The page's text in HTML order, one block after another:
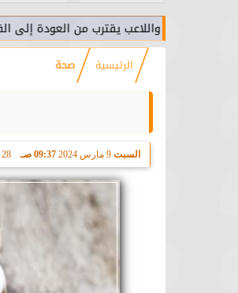
واللاعب يقترب من العودة إلى القاهرة
الرئيسية صحة
السبت 9 مارس 2024 09:37 صـ 28 شعبان 1445